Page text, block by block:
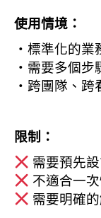
使用情境：
・標準化的業
・需要多個
・跨團隊、
限制：
需要預先
不適合一
需要明確